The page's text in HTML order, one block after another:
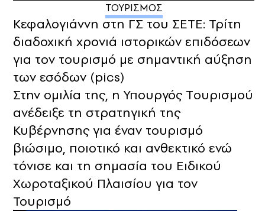
ΤΟΥΡΙΣΜΟΣ
Κεφαλογιάννη στη ΓΣ του ΣΕΤΕ: Τρίτη
διαδοχική χρονιά ιστορικών επιδόσεων
για τον τουρισμό με σημαντική αύξηση
των εσόδων (pics)
Στην ομιλία της, η Υπουργός Tουρισμού
ανέδειξε τη στρατηγική της
Κυβέρνησης για έναν τουρισμό
βιώσιμο, ποιοτικό και ανθεκτικό ενώ
τόνισε και τη σημασία του Ειδικού
Χωροταξικού Πλαισίου για τον
Τουρισμό